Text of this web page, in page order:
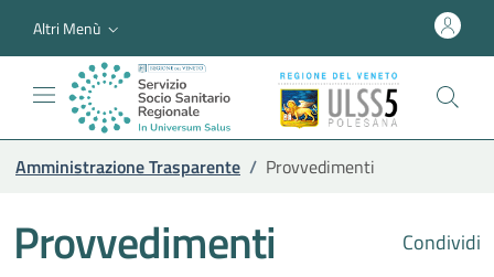
Altri Menù
Amministrazione Trasparente / Provvedimenti
Condividi
Provvedimenti